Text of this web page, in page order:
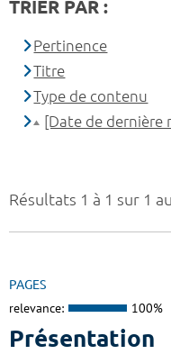
Résultats 1 à 1 sur 1
PAGES
relevance: 100%
Présentation
TRIER PAR :
Pertinence
Titre
Type de contenu
[Date de dernière